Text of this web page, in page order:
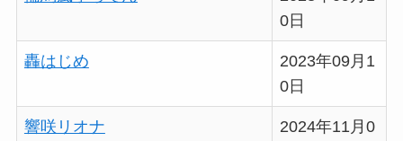
0日
轟はじめ
2023年09月1
0日
響咲リオナ
2024年11月0